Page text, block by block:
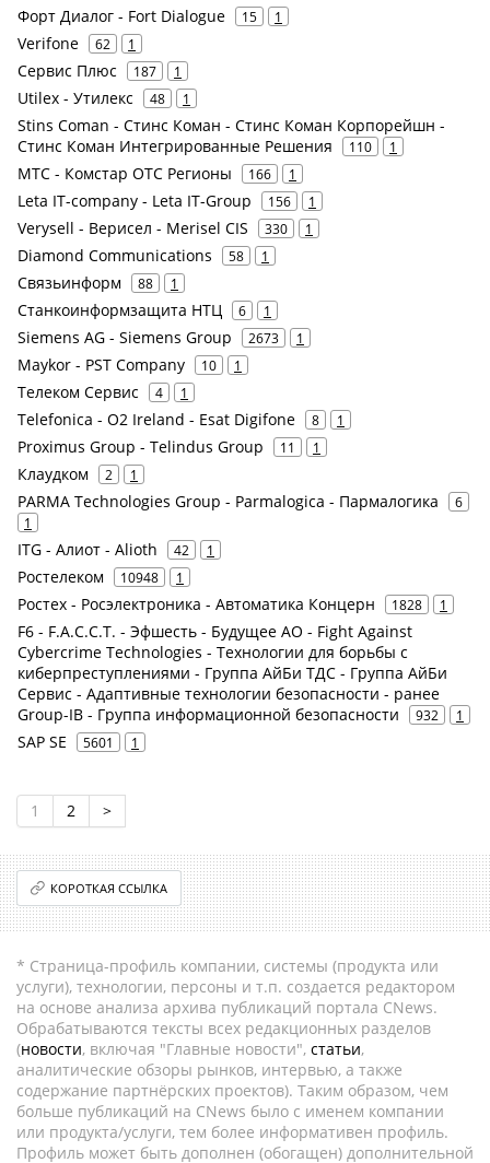
Форт Диалог - Fort Dialogue 15 1
Verifone 62 1
Сервис Плюс 187 1
Utilex - Утилекс 48 1
Stins Coman - Стинс Коман - Стинс Коман Корпорейшн -
Стинс Коман Интегрированные Решения
110 1
МТС - Комстар ОТС Регионы 166 1
Leta IT-company - Leta IT-Group 156 1
Verysell - Верисел - Merisel CIS 330 1
Diamond Communications 58 1
Связьинформ 88 1
Станкоинформзащита НТЦ 6 1
Siemens AG - Siemens Group 2673 1
Maykor - PST Company 10 1
Телеком Сервис 4 1
Telefonica - O2 Ireland - Esat Digifone 8 1
Proximus Group - Telindus Group 11 1
Клаудком 2 1
PARMA Technologies Group - Parmalogica - Пармалогика
6
1
ITG - Алиот - Alioth 42 1
Ростелеком 10948 1
Ростех - Росэлектроника - Автоматика Концерн 1828 1
F6 - F.A.С.С.T. - Эфшесть - Будущее АО - Fight Against
Cybercrime Technologies - Технологии для борьбы с
киберпреступлениями - Группа АйБи ТДС - Группа АйБи
Сервис - Адаптивные технологии безопасности - ранее
Group-IB - Группа информационной безопасности
932 1
SAP SE 5601 1
1 2 >
КОРОТКАЯ ССЫЛКА
* Страница-профиль компании, системы (продукта или
услуги), технологии, персоны и т.п. создается редактором
на основе анализа архива публикаций портала CNews.
Обрабатываются тексты всех редакционных разделов
(новости, включая "Главные новости", статьи,
аналитические обзоры рынков, интервью, а также
содержание партнёрских проектов). Таким образом, чем
больше публикаций на CNews было с именем компании
или продукта/услуги, тем более информативен профиль.
Профиль может быть дополнен (обогащен) дополнительной